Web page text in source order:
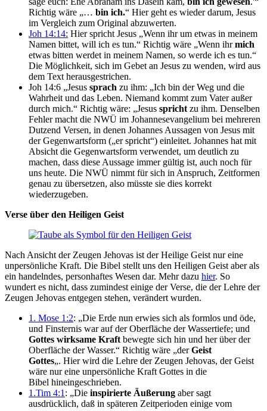
Richtig wäre „… bin ich.“ Hier geht es wieder darum, Jesus
im Vergleich zum Original abzuwerten.
Joh 14:14: Hier spricht Jesus „Wenn ihr um etwas in meinem
Namen bittet, will ich es tun.“ Richtig wäre „Wenn ihrmich
etwas bitten werdet in meinem Namen, so werde ich es tun.“
Die Möglichkeit, sich im Gebet an Jesus zu wenden, wird aus
dem Text herausgestrichen.
Joh 14:6 „Jesus sprach zu ihm: „Ich bin der Weg und die
Wahrheit und das Leben. Niemand kommt zum Vater außer
durch mich.“ Richtig wäre: „Jesus spricht zu ihm. Denselben
Fehler macht die NWÜ im Johannesevangelium bei mehreren
Dutzend Versen, in denen Johannes Aussagen von Jesus mit
der Gegenwartsform („er spricht“) einleitet. Johannes hat mit
Absicht die Gegenwartsform verwendet, um deutlich zu
machen, dass diese Aussage immer gültig ist, auch noch für
uns heute. Die NWÜ nimmt für sich in Anspruch, Zeitformen
genau zu übersetzen, also müsste sie dies korrekt
wiederzugeben.
Verse über den Heiligen Geist
Nach Ansicht der Zeugen Jehovas ist der Heilige Geist nur eine
unpersönliche Kraft. Die Bibel stellt uns den Heiligen Geist aber als
ein handelndes, personhaftes Wesen dar. Mehr dazu hier. So
wundert es nicht, dass zumindest einige der Verse, die der Lehre der
Zeugen Jehovas entgegen stehen, verändert wurden.
1. Mose 1:2: „Die Erde nun erwies sich als formlos und öde,
und Finsternis war auf der Oberfläche der Wassertiefe; und
Gottes wirksame Kraft bewegte sich hin und her über der
Oberfläche der Wasser.“ Richtig wäre „derGeist
Gottes„. Hier wird die Lehre der Zeugen Jehovas, der Geist
wäre nur eine unpersönliche Kraft Gottes in die
Bibel hineingeschrieben.
1.Tim 4:1 : „Die inspirierte Äußerung aber sagt
ausdrücklich, daß in späteren Zeitperioden einige vom